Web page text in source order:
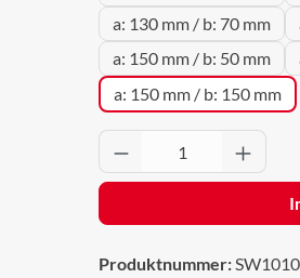
a: 130 mm / b: 70 mm
a: 150 mm / b: 50 mm
a: 150 mm / b: 150 mm
Produkt Anzahl:
Produktnummer: